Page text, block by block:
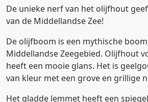
De unieke nerf van het olijfhout
van de Middellandse Zee!
De olijfboom is een mythische
Middellandse Zeegebied. Olijfhout
heeft een mooie glans. Het is
van kleur met een grove en grillige
Het gladde lemmet heeft een